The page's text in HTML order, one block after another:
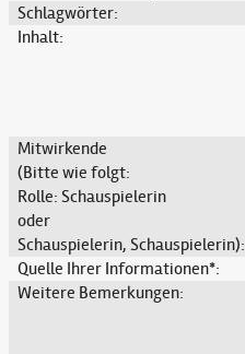
Schlagwörter:
Inhalt:
Mitwirkende
(Bitte wie folgt:
Rolle: Schauspielerin
oder
Schauspielerin, Schauspielerin):
Quelle Ihrer Informationen*:
Weitere Bemerkungen: